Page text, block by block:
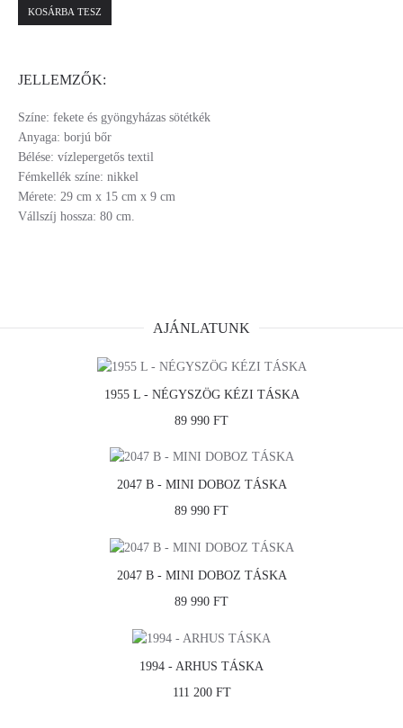
KOSÁRBA TESZ
JELLEMZŐK:
Színe: fekete és gyöngyházas sötétkék
Anyaga: borjú bőr
Bélése: vízlepergetős textil
Fémkellék színe: nikkel
Mérete: 29 cm x 15 cm x 9 cm
Vállszíj hossza: 80 cm.
AJÁNLATUNK
1955 L - NÉGYSZÖG KÉZI TÁSKA
89 990 FT
2047 B - MINI DOBOZ TÁSKA
89 990 FT
2047 B - MINI DOBOZ TÁSKA
89 990 FT
1994 - ARHUS TÁSKA
111 200 FT